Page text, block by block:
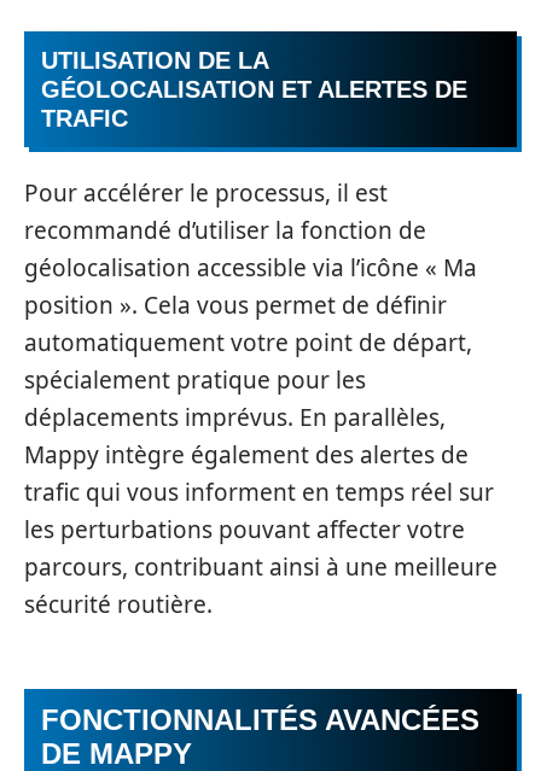
UTILISATION DE LA
GÉOLOCALISATION ET ALERTES DE
TRAFIC
Pour accélérer le processus, il est
recommandé d’utiliser la fonction de
géolocalisation accessible via l’icône « Ma
position ». Cela vous permet de définir
automatiquement votre point de départ,
spécialement pratique pour les
déplacements imprévus. En parallèles,
Mappy intègre également des alertes de
trafic qui vous informent en temps réel sur
les perturbations pouvant affecter votre
parcours, contribuant ainsi à une meilleure
sécurité routière.
FONCTIONNALITÉS AVANCÉES
DE MAPPY